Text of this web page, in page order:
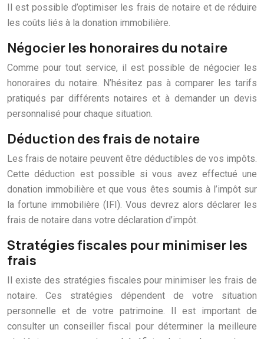
Il est possible d’optimiser les frais de notaire et de réduire
les coûts liés à la donation immobilière.
Négocier les honoraires du notaire
Comme pour tout service, il est possible de négocier les
honoraires du notaire. N’hésitez pas à comparer les tarifs
pratiqués par différents notaires et à demander un devis
personnalisé pour chaque situation.
Déduction des frais de notaire
Les frais de notaire peuvent être déductibles de vos impôts.
Cette déduction est possible si vous avez effectué une
donation immobilière et que vous êtes soumis à l’impôt sur
la fortune immobilière (IFI). Vous devrez alors déclarer les
frais de notaire dans votre déclaration d’impôt.
Stratégies fiscales pour minimiser les
frais
Il existe des stratégies fiscales pour minimiser les frais de
notaire. Ces stratégies dépendent de votre situation
personnelle et de votre patrimoine. Il est important de
consulter un conseiller fiscal pour déterminer la meilleure